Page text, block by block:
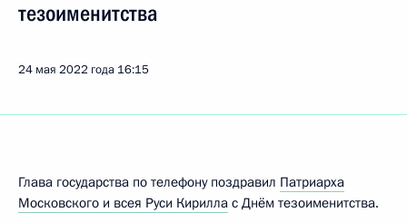
тезоименитства
24 мая 2022 года 16:15
Глава государства по телефону поздравил Патриарха
Московского и всея Руси Кирилла с Днём тезоименитства.